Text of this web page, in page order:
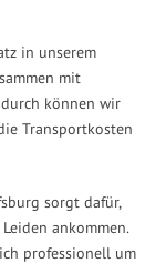
in unserem
mit
können wir
Transportkosten
sorgt dafür,
ankommen.
professionell um